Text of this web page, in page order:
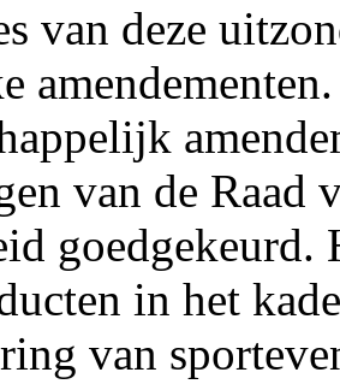
van deze
van de Raad
in het
van